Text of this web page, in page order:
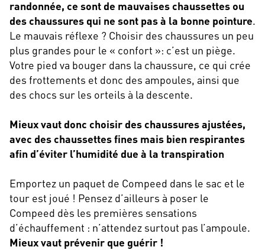
randonnée, ce sont de mauvaises chaussettes ou
des chaussures qui ne sont pas à la bonne pointure.
Le mauvais réflexe ? Choisir des chaussures un peu
plus grandes pour le « confort »: c’est un piège.
Votre pied va bouger dans la chaussure, ce qui crée
des frottements et donc des ampoules, ainsi que
des chocs sur les orteils à la descente.
Mieux vaut donc choisir des chaussures ajustées,
avec des chaussettes fines mais bien respirantes
afin d’éviter l’humidité due à la transpiration
Emportez un paquet de Compeed dans le sac et le
tour est joué ! Pensez d’ailleurs à poser le
Compeed dès les premières sensations
d’échauffement : n’attendez surtout pas l’ampoule.
Mieux vaut prévenir que guérir !